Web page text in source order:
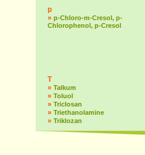
p
» p-Chloro-m-Cresol, p-
Chlorophenol, p-Cresol
T
» Talkum
» Toluol
» Triclosan
» Triethanolamine
» Triklozan